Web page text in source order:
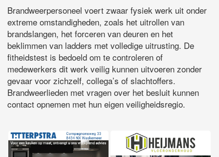
Brandweerpersoneel voert zwaar fysiek werk uit onder
extreme omstandigheden, zoals het uitrollen van
brandslangen, het forceren van deuren en het
beklimmen van ladders met volledige uitrusting. De
fitheidstest is bedoeld om te controleren of
medewerkers dit werk veilig kunnen uitvoeren zonder
gevaar voor zichzelf, collega’s of slachtoffers.
Brandweerlieden met vragen over het besluit kunnen
contact opnemen met hun eigen veiligheidsregio.